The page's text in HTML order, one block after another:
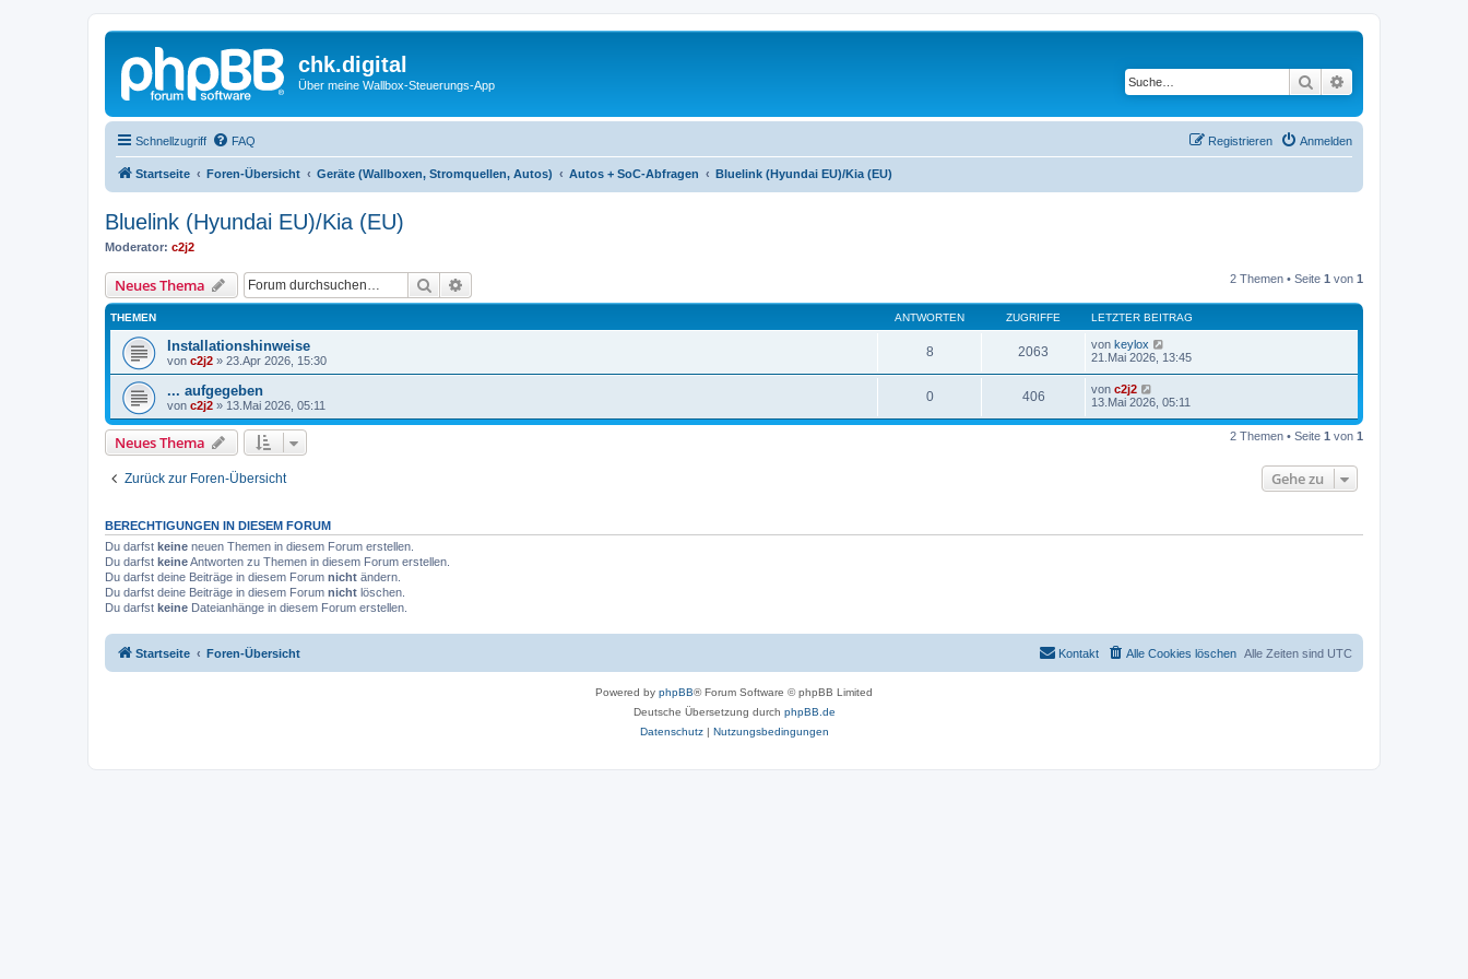
chk.digital
Über meine Wallbox-Steuerungs-App Suche
Schnellzugriff FAQ Anmelden
Registrieren
Startseite Foren-Übersicht Geräte (Wallboxen, Stromquellen, Autos) Autos + SoC-Abfragen Bluelink (Hyundai EU)/Kia (EU)
Bluelink (Hyundai EU)/Kia (EU)
Moderator: c2j2
Neues Thema Suche 2 Themen • Seite 1 von 1
THEMEN ANTWORTEN ZUGRIFFE LETZTER BEITRAG
Installationshinweise
von c2j2 » 23.Apr 2026, 15:30
8 2063 von keylox
21.Mai 2026, 13:45
... aufgegeben
von c2j2 » 13.Mai 2026, 05:11
0 406 von c2j2
13.Mai 2026, 05:11
Neues Thema 2 Themen • Seite 1 von 1
Zurück zur Foren-Übersicht Gehe zu
BERECHTIGUNGEN IN DIESEM FORUM
Du darfst keine neuen Themen in diesem Forum erstellen.
Du darfst keineAntworten zu Themen in diesem Forum erstellen.
Du darfst deine Beiträge in diesem Forum nicht ändern.
Du darfst deine Beiträge in diesem Forum nicht löschen.
Du darfst keine Dateianhänge in diesem Forum erstellen.
Startseite Foren-Übersicht Alle Zeiten sind UTC
Alle Cookies löschen
Kontakt
Powered by phpBB® Forum Software © phpBB Limited
Deutsche Übersetzung durch phpBB.de
Datenschutz| Nutzungsbedingungen